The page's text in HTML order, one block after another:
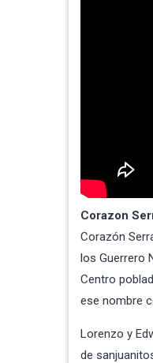
Corazon
Corazón
los Guerrero
Centro
ese nombre
Lorenzo y
de